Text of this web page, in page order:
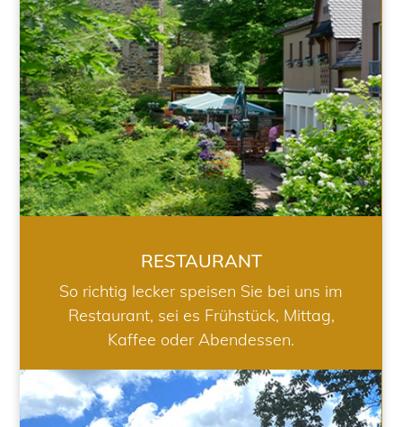
RESTAURANT
RESTAURANT
So richtig lecker speisen Sie bei uns im
Restaurant, sei es Frühstück, Mittag,
Kaffee oder Abendessen.